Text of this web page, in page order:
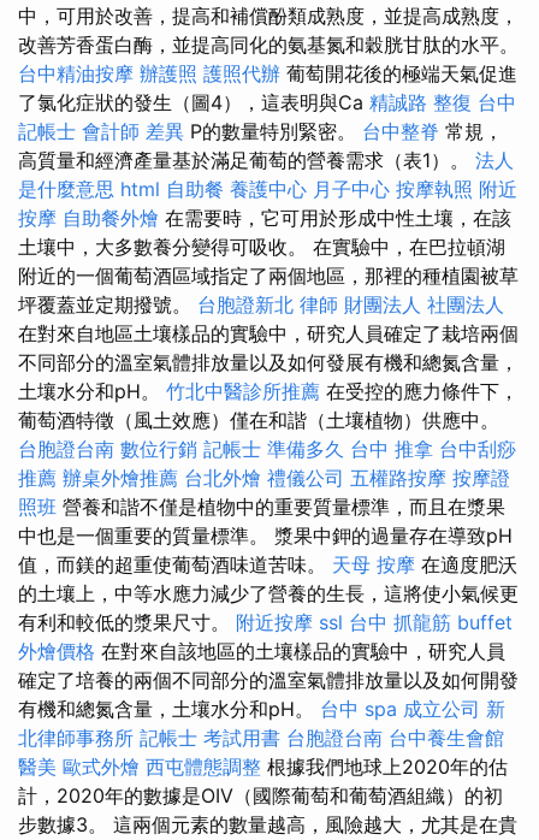
中，可用於改善，提高和補償酚類成熟度，並提高成熟度，
改善芳香蛋白酶，並提高同化的氨基氮和穀胱甘肽的水平。
台中精油按摩 辦護照 護照代辦 葡萄開花後的極端天氣促進
了氯化症狀的發生（圖4），這表明與Ca 精誠路 整復 台中
記帳士 會計師 差異 P的數量特別緊密。 台中整脊 常規，
高質量和經濟產量基於滿足葡萄的營養需求（表1）。 法人
是什麼意思 html 自助餐 養護中心 月子中心 按摩執照 附近
按摩 自助餐外燴 在需要時，它可用於形成中性土壤，在該
土壤中，大多數養分變得可吸收。 在實驗中，在巴拉頓湖
附近的一個葡萄酒區域指定了兩個地區，那裡的種植園被草
坪覆蓋並定期撥號。 台胞證新北 律師 財團法人 社團法人
在對來自地區土壤樣品的實驗中，研究人員確定了栽培兩個
不同部分的溫室氣體排放量以及如何發展有機和總氮含量，
土壤水分和pH。 竹北中醫診所推薦 在受控的應力條件下，
葡萄酒特徵（風土效應）僅在和諧（土壤植物）供應中。
台胞證台南 數位行銷 記帳士 準備多久 台中 推拿 台中刮痧
推薦 辦桌外燴推薦 台北外燴 禮儀公司 五權路按摩 按摩證
照班 營養和諧不僅是植物中的重要質量標準，而且在漿果
中也是一個重要的質量標準。 漿果中鉀的過量存在導致pH
值，而鎂的超重使葡萄酒味道苦味。 天母 按摩 在適度肥沃
的土壤上，中等水應力減少了營養的生長，這將使小氣候更
有利和較低的漿果尺寸。 附近按摩 ssl 台中 抓龍筋 buffet
外燴價格 在對來自該地區的土壤樣品的實驗中，研究人員
確定了培養的兩個不同部分的溫室氣體排放量以及如何開發
有機和總氮含量，土壤水分和pH。 台中 spa 成立公司 新
北律師事務所 記帳士 考試用書 台胞證台南 台中養生會館
醫美 歐式外燴 西屯體態調整 根據我們地球上2020年的估
計，2020年的數據是OIV（國際葡萄和葡萄酒組織）的初
步數據3。 這兩個元素的數量越高，風險越大，尤其是在貴